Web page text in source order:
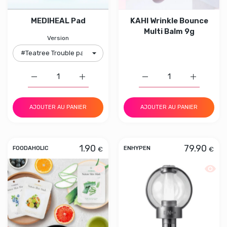
MEDIHEAL Pad
Version
Augmenter la quantité de MEDIHEAL
Augmenter la quantité de MEDIHEAL Pad #Teatree
AJOUTER AU PANIER
KAHI Wrinkle Bounce
Multi Balm 9g
Augmenter la quantité
AJOUTER AU PANIER
FOODAHOLIC 1.90 €
Aperçu rapide FOODAHOLIC Nature
ENHYPEN 79.90 €